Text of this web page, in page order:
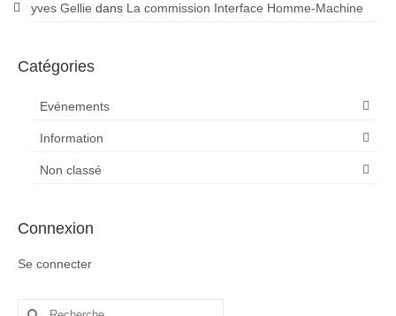
yves Gellie dans La commission Interface Homme-Machine
Catégories
Evénements
Information
Non classé
Connexion
Se connecter
Rechercher